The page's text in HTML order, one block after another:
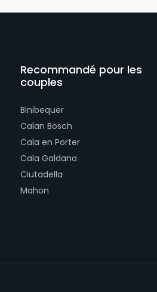
Recommandé pour les
couples
Binibequer
Calan Bosch
Cala en Porter
Cala Galdana
Ciutadella
Mahon